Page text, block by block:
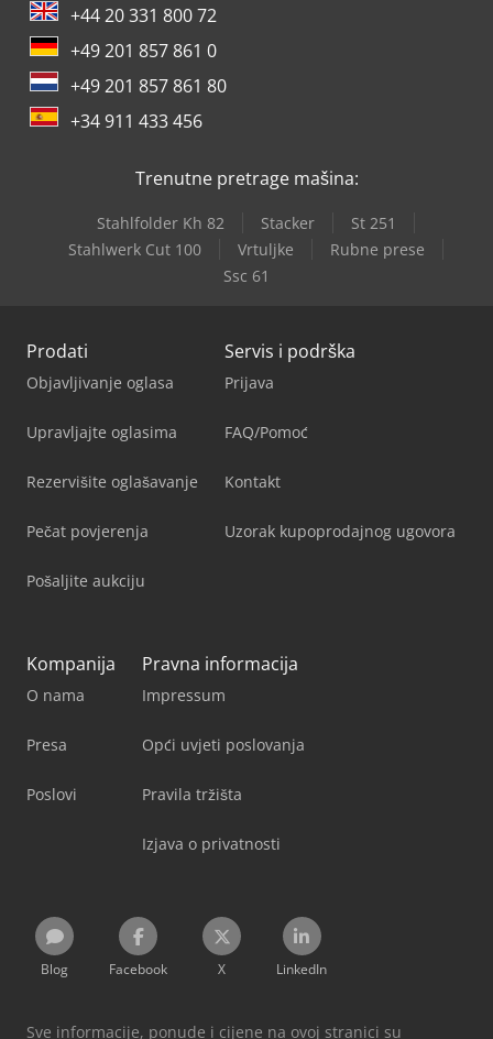
+44 20 331 800 72
+49 201 857 861 0
+49 201 857 861 80
+34 911 433 456
Trenutne pretrage mašina:
Stahlfolder Kh 82 Stacker
St 251
Stahlwerk Cut 100
Vrtuljke
Rubne prese
Ssc 61
Prodati
Objavljivanje oglasa
Upravljajte oglasima
Rezervišite oglašavanje
Pečat povjerenja
Pošaljite aukciju
Servis i podrška
Prijava
FAQ/Pomoć
Kontakt
Uzorak kupoprodajnog ugovora
Kompanija
O nama
Presa
Poslovi
Pravna informacija
Impressum
Opći uvjeti poslovanja
Pravila tržišta
Izjava o privatnosti
Blog Facebook X LinkedIn
Sve informacije, ponude i cijene na ovoj stranici su